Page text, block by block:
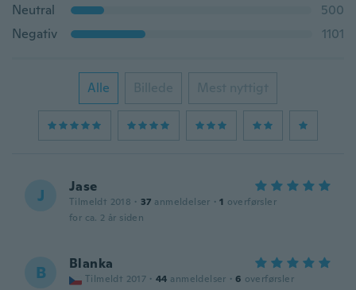
Neutral
500
Negativ
1101
Alle Billede Mest nyttigt
J Jase
Tilmeldt 2018 · 37 anmeldelser · 1 overførsler
for ca. 2 år siden
B Blanka
Tilmeldt 2017 · 44 anmeldelser · 6 overførsler